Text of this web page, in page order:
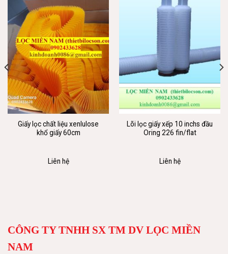
Giấy lọc chất liệu xenlulose
khổ giấy 60cm
Liên hệ
Lõi lọc giấy xếp 10 inchs đầu
Oring 226 fin/flat
Liên hệ
CÔNG TY TNHH SX TM DV LỌC MIỀN
NAM